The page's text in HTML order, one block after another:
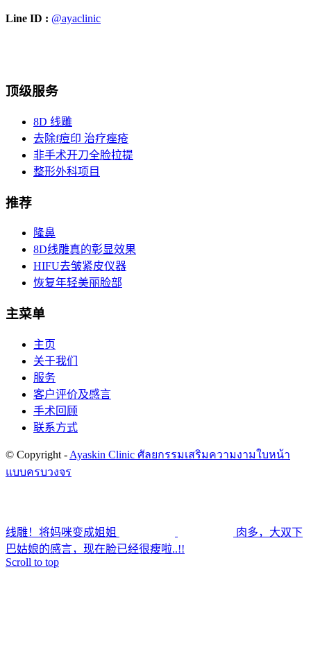
Line ID : @ayaclinic
顶级服务
8D 线雕
去除f痘印 治疗痤疮
非手术开刀全脸拉提
整形外科项目
推荐
隆鼻
8D线雕真的彰显效果
HIFU去皱紧皮仪器
恢复年轻美丽脸部
主菜单
主页
关于我们
服务
客户评价及感言
手术回顾
联系方式
© Copyright - Ayaskin Clinic ศัลยกรรมเสริมความงามใบหน้า
แบบครบวงจร
线雕！将妈咪变成姐姐
肉多，大双下
巴姑娘的感言，现在脸已经很瘦啦..!!
Scroll to top